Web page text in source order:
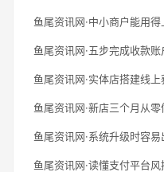
鱼尾资讯网·中小商户能用
鱼尾资讯网·五步完成收款
鱼尾资讯网·实体店搭建线
鱼尾资讯网·新店三个月从
鱼尾资讯网·系统升级时容
鱼尾资讯网·读懂支付平台